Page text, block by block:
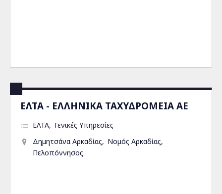
ΕΛΤΑ - ΕΛΛΗΝΙΚΑ ΤΑΧΥΔΡΟΜΕΙΑ ΑΕ
ΕΛΤΑ
Γενικές Υπηρεσίες
Δημητσάνα Αρκαδίας
Νομός Αρκαδίας
Πελοπόννησος